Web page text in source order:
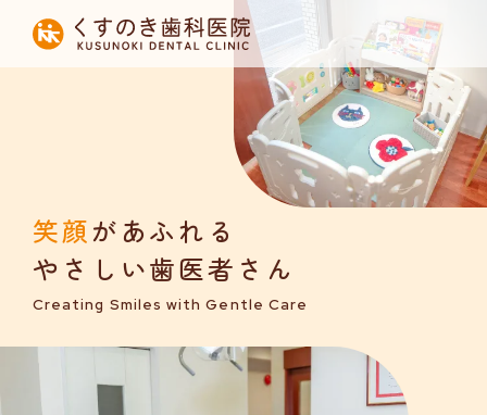
HOME
設備紹介
採用募集
笑顔があふれる
やさしい歯医者さん
Creating Smiles with Gentle Care